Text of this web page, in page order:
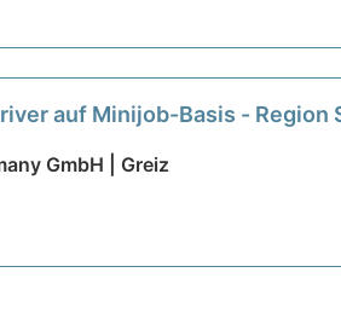
auf Minijob-Basis - Region
GmbH | Greiz